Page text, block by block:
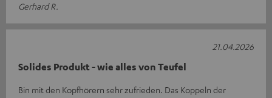
Gerhard R.
Solides Produkt - wie alles von Teufel
Bin mit den Kopfhörern sehr zufrieden. Das Koppeln der
21.04.2026